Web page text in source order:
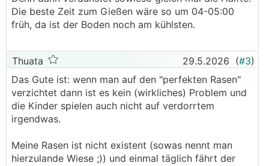
Die beste Zeit zum Gießen wäre so um 04-05:00
früh, da ist der Boden noch am kühlsten.
Thuata 29.5.2026 (#3)
Das Gute ist: wenn man auf den "perfekten Rasen"
verzichtet dann ist es kein (wirkliches) Problem und
die Kinder spielen auch nicht auf verdorrtem
irgendwas.
Meine Rasen ist nicht existent (sowas nennt man
hierzulande Wiese ;)) und einmal täglich fährt der